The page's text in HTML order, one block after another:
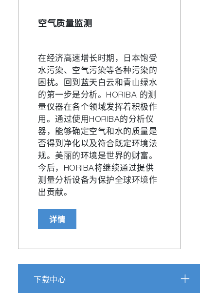
空气质量监测
在经济高速增长时期，日本饱受
水污染、空气污染等各种污染的
困扰。回到蓝天白云和青山绿水
的第一步是分析。HORIBA 的测
量仪器在各个领域发挥着积极作
用。通过使用HORIBA的分析仪
器，能够确定空气和水的质量是
否得到净化以及符合既定环境法
规。美丽的环境是世界的财富。
今后，HORIBA将继续通过提供
测量分析设备为保护全球环境作
出贡献。
详情
下载中心